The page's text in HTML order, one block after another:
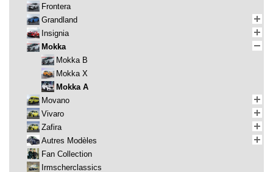
Frontera
Grandland
Insignia
Mokka
Mokka B
Mokka X
Mokka A
Movano
Vivaro
Zafira
Autres Modèles
Fan Collection
Irmscherclassics